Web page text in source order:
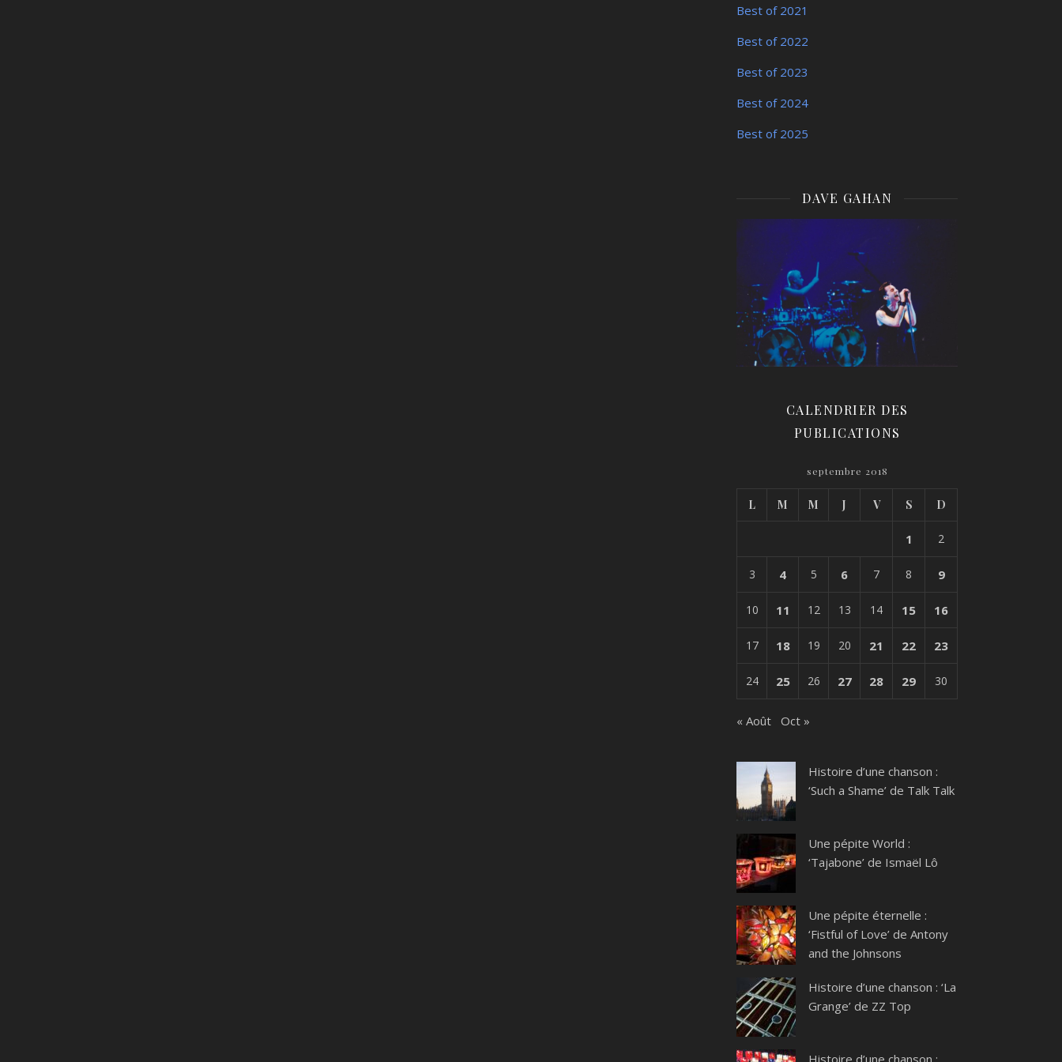
Best of 2021
Best of 2022
Best of 2023
Best of 2024
Best of 2025
DAVE GAHAN
CALENDRIER DES
PUBLICATIONS
septembre 2018
L M M J V S D
1 2
3 4 5 6 7 8 9
10 11 12 13 14 15 16
17 18 19 20 21 22 23
24 25 26 27 28 29 30
« Août Oct »
Histoire d’une chanson :
‘Such a Shame’ de Talk Talk
Une pépite World :
‘Tajabone’ de Ismaël Lô
Une pépite éternelle :
‘Fistful of Love’ de Antony
and the Johnsons
Histoire d’une chanson : ‘La
Grange’ de ZZ Top